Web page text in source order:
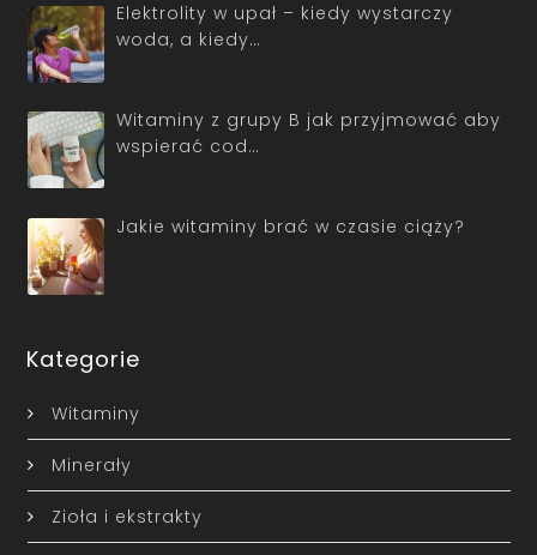
Elektrolity w upał – kiedy wystarczy
woda, a kiedy…
Witaminy z grupy B jak przyjmować aby
wspierać cod…
Jakie witaminy brać w czasie ciąży?
Kategorie
Witaminy
Minerały
Zioła i ekstrakty